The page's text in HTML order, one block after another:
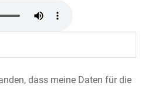
dass meine Daten für die